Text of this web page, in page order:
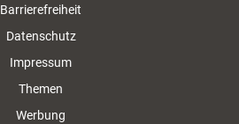
Barrierefreiheit
Datenschutz
Impressum
Themen
Werbung